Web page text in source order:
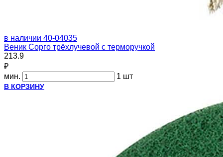
в наличии 40-04035
Веник Сорго трёхлучевой с терморучкой
213.9
₽
мин.
1 шт
В КОРЗИНУ